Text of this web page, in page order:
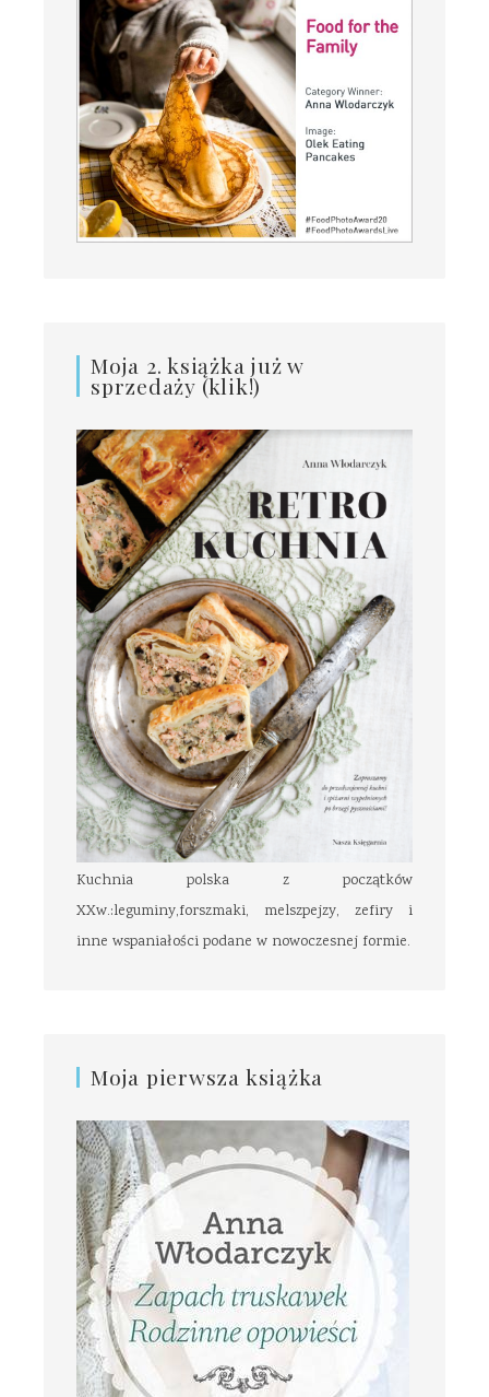
Moja 2. książka już w
sprzedaży (klik!)
Kuchnia polska z początków
XXw.:leguminy,forszmaki, melszpejzy, zefiry i
inne wspaniałości podane w nowoczesnej formie.
Moja pierwsza książka